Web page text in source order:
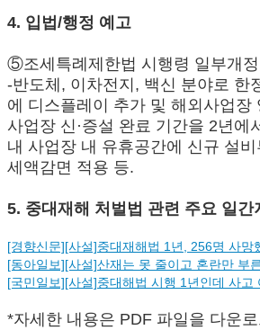
4. 입법/행정 예고
⑤조세특례제한법 시행령 일부개
-반도체, 이차전지, 백신 분야로 한
에 디스플레이 추가 및 해외사업장
사업장 신·증설 완료 기간을 2년에
내 사업장 내 유휴공간에 신규 설
세액감면 적용 등.
5. 중대재해 처벌법 관련 주요 일간
[경향신문][사설]중대재해법 1년, 256명 사망
[동아일보][사설]산재는 못 줄이고 혼란만 부
[국민일보][사설]중대해법 시행 1년인데 사
*자세한 내용은 PDF 파일을 다운